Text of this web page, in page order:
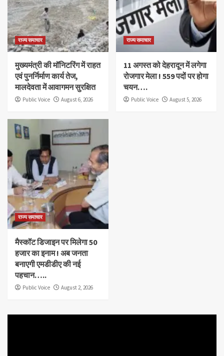
राज्य समाचार
मुख्यमंत्री की मॉनिटरिंग में राहत
एवं पुनर्निर्माण कार्य तेज,
मालदेवता में आवागमन सुरक्षित
Public Voice August 6, 2026
राज्य समाचार
11 अगस्त को देहरादून में लगेगा
रोजगार मेला ! 559 पदों पर होगा
चयन….
Public Voice August 5, 2026
राज्य समाचार
मैस्कॉट डिजाइन पर मिलेगा 50
हजार का इनाम ! अब जनता
बनाएगी एमडीडीए की नई
पहचान…..
Public Voice August 2, 2026